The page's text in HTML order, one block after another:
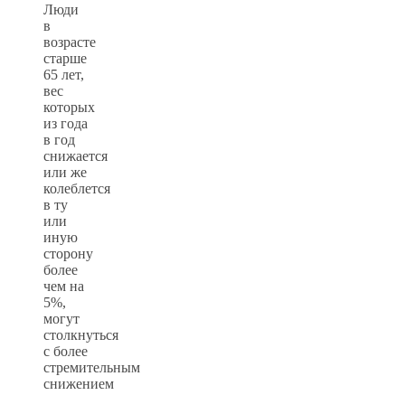
Люди
в
возрасте
старше
65 лет,
вес
которых
из года
в год
снижается
или же
колеблется
в ту
или
иную
сторону
более
чем на
5%,
могут
столкнуться
с более
стремительным
снижением